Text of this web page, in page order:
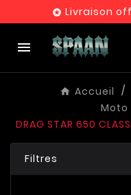
 Livraison

Accueil
Moto
DRAG STAR 650
Filtres